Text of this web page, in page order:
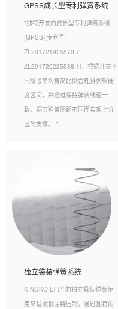
GPSS成长型专利弹簧系统
"独特开发的成长型专利弹簧系统
(GPSS)(专利号：
ZL201721925570.7
ZL201720225538.1)，根据儿童不
同阶段平均身高比例合理排列软硬
度区间，并通过保持弹簧线径一
致，调节弹簧圈距不同而实现七分
区的支撑。 "
独立袋装弹簧系统
KINGKOIL自产的独立袋装弹簧使
用高锰碳钢屈绕压制，通过独特的